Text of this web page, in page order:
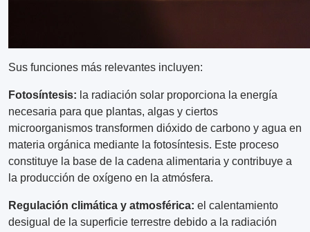
Sus funciones más relevantes incluyen:
Fotosíntesis: la radiación solar proporciona la energía
necesaria para que plantas, algas y ciertos
microorganismos transformen dióxido de carbono y agua en
materia orgánica mediante la fotosíntesis. Este proceso
constituye la base de la cadena alimentaria y contribuye a
la producción de oxígeno en la atmósfera.
Regulación climática y atmosférica: el calentamiento
desigual de la superficie terrestre debido a la radiación